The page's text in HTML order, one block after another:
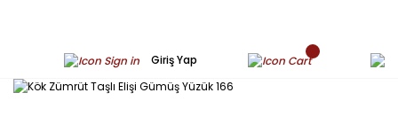
Giriş Yap